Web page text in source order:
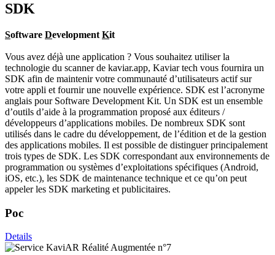
SDK
Software Development Kit
Vous avez déjà une application ? Vous souhaitez utiliser la
technologie du scanner de kaviar.app, Kaviar tech vous fournira un
SDK afin de maintenir votre communauté d’utilisateurs actif sur
votre appli et fournir une nouvelle expérience. SDK est l’acronyme
anglais pour Software Development Kit. Un SDK est un ensemble
d’outils d’aide à la programmation proposé aux éditeurs /
développeurs d’applications mobiles. De nombreux SDK sont
utilisés dans le cadre du développement, de l’édition et de la gestion
des applications mobiles. Il est possible de distinguer principalement
trois types de SDK. Les SDK correspondant aux environnements de
programmation ou systèmes d’exploitations spécifiques (Android,
iOS, etc.), les SDK de maintenance technique et ce qu’on peut
appeler les SDK marketing et publicitaires.
Poc
Details